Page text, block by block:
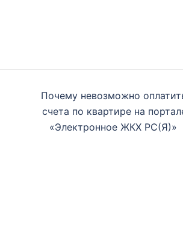
Почему невозможно
счета по квартире на
«Электронное ЖКХ РС(Я)»